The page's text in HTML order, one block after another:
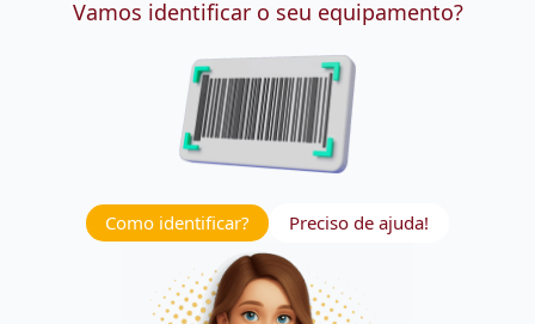
Vamos identificar o seu equipamento?
Como identificar? Preciso de ajuda!